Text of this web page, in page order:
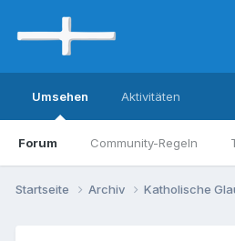
Umsehen
Forum Community-Regeln
Aktivitäten
Startseite Archiv Katholische